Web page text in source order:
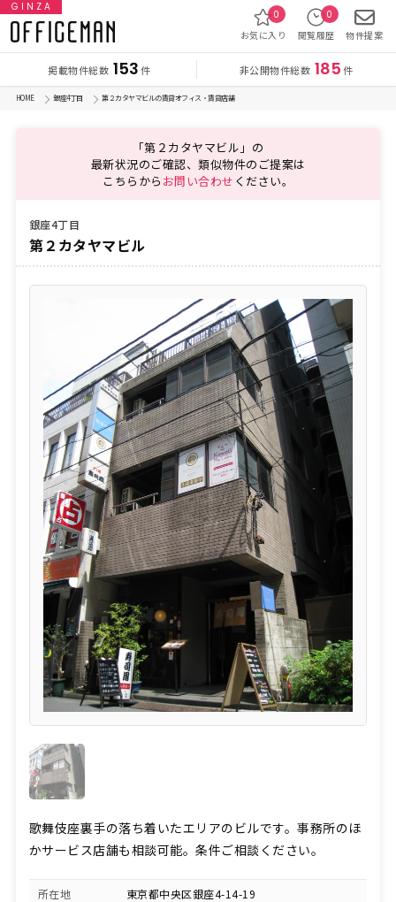
GINZA
掲載物件総数 153件 非公開物件総数 185件
お気に入り
0
閲覧履歴
0
物件提案
HOME 銀座4丁目 第２カタヤマビルの賃貸オフィス・賃貸店舗
「第２カタヤマビル」の
最新状況のご確認、類似物件のご提案は
こちらから お問い合わせ ください。
銀座4丁目
第２カタヤマビル
歌舞伎座裏手の落ち着いたエリアのビルです。事務所のほ
かサービス店舗も相談可能。条件ご相談ください。
所在地
東京都中央区銀座4-14-19